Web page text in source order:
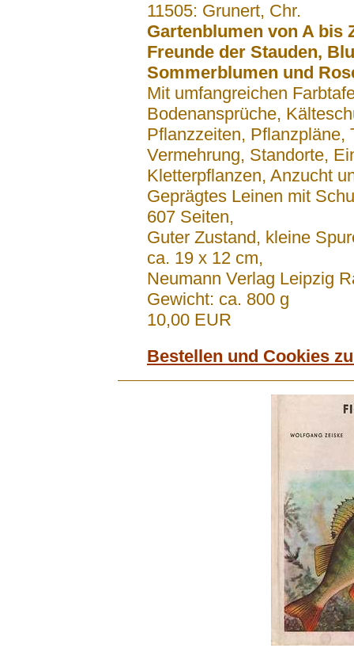
11505: Grunert, Chr.
Gartenblumen von A bis
Freunde der Stauden,
Sommerblumen und
Mit umfangreichen
Bodenansprüche,
Pflanzzeiten, Pflanzpläne,
Vermehrung, Standorte,
Kletterpflanzen, Anzucht
Geprägtes Leinen mit
607 Seiten,
Guter Zustand, kleine
ca. 19 x 12 cm,
Neumann Verlag Leipzig
Gewicht: ca. 800 g
10,00 EUR
Bestellen und Cookies